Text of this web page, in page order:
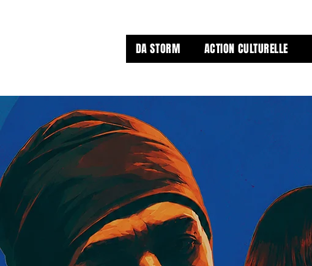
DA STORM ACTION CULTURELLE